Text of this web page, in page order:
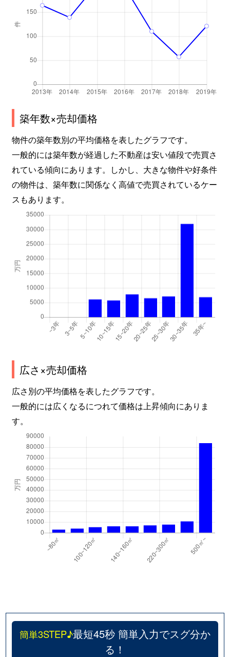
築年数×売却価格
物件の築年数別の平均価格を表したグラフです。
一般的には築年数が経過した不動産は安い値段で売買さ
れている傾向にあります。しかし、大きな物件や好条件
の物件は、築年数に関係なく高値で売買されているケー
スもあります。
広さ×売却価格
広さ別の平均価格を表したグラフです。
一般的には広くなるにつれて価格は上昇傾向にありま
す。
簡単3STEP♪最短45秒 簡単入力でスグ分か
る！